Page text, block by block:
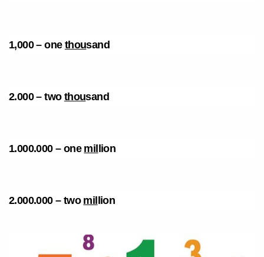
1,000 – one thousand
2.000 – two thousand
1.000.000 – one mil lion
2.000.000 – two mil lion